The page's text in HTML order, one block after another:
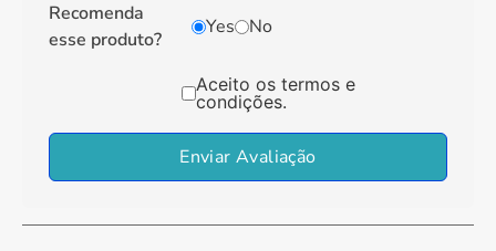
Recomenda
esse produto?
Yes No
Aceito os termos e
condições.
Enviar Avaliação